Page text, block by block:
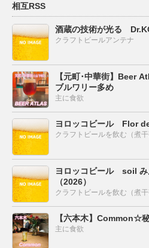
相互RSS
酒蔵の技術が光る
クラフトビールアンテナ
【元町･中華街】Beer
ブルワリー多め
主に食欲
ヨロッコビール Flor
クラフトビールを飲む（煮干
ヨロッコビール soil み
（2026）
クラフトビールを飲む（煮干
【六本木】Common☆
主に食欲